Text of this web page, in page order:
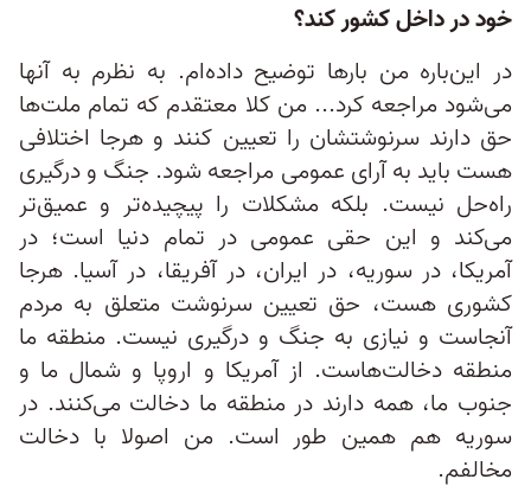
خود در داخل کشور کند؟
در این‌باره من بارها توضیح داده‌ام. به نظرم به آنها
می‌شود مراجعه کرد... من کلا معتقدم که تمام ملت‌ها
حق دارند سرنوشتشان را تعیین کنند و هرجا اختلافی
هست باید به آرای عمومی مراجعه شود. جنگ و درگیری
راه‌حل نیست. بلکه مشکلات را پیچیده‌تر و عمیق‌تر
می‌کند و این حقی عمومی در تمام دنیا است؛ در
آمریکا، در سوریه، در ایران، در آفریقا، در آسیا. هرجا
کشوری هست، حق تعیین سرنوشت متعلق به مردم
آنجاست و نیازی به جنگ و درگیری نیست. منطقه ما
منطقه دخالت‌هاست. از آمریکا و اروپا و شمال ما و
جنوب ما، همه دارند در منطقه ما دخالت می‌کنند. در
سوریه هم همین طور است. من اصولا با دخالت
مخالفم.